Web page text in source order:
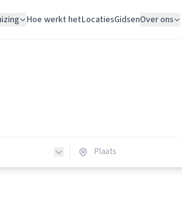
Hoe werkt hetLocatiesGidsenOver ons